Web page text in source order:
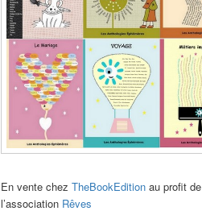
En vente chez TheBookEdition au profit de
l’association Rêves